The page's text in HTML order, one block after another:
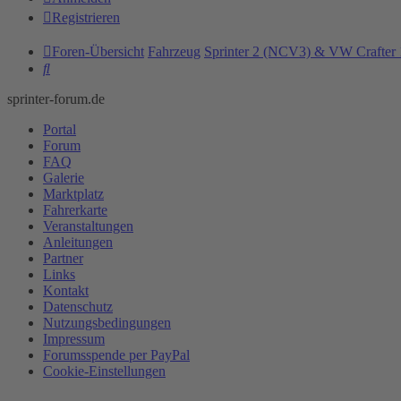
Registrieren
Foren-Übersicht Fahrzeug Sprinter 2 (NCV3) & VW Crafter
Suche
sprinter-forum.de
Portal
Forum
FAQ
Galerie
Marktplatz
Fahrerkarte
Veranstaltungen
Anleitungen
Partner
Links
Kontakt
Datenschutz
Nutzungsbedingungen
Impressum
Forumsspende per PayPal
Cookie-Einstellungen